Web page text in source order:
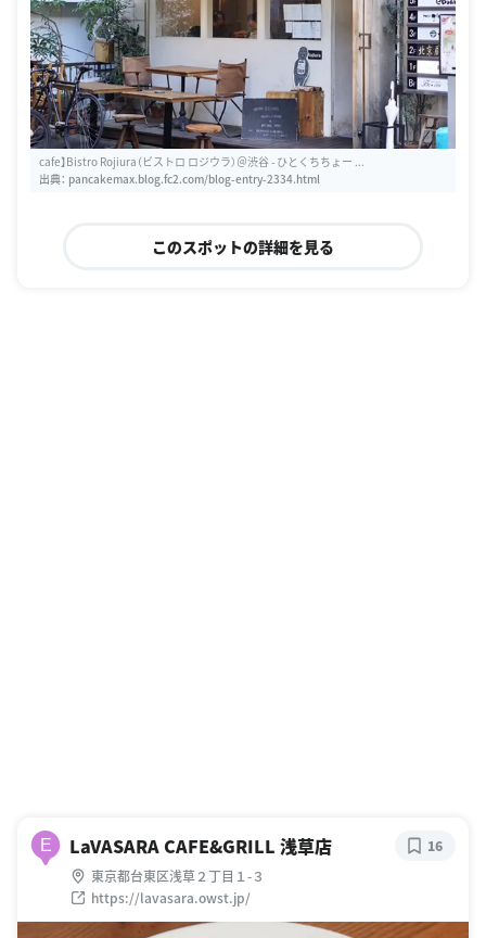
cafe】Bistro Rojiura（ビストロ ロジウラ）＠渋谷 - ひとくちちょー ...
出典： pancakemax.blog.fc2.com/blog-entry-2334.html
このスポットの詳細を見る
E LaVASARA CAFE&GRILL 浅草店
東京都台東区浅草２丁目１-３
https://lavasara.owst.jp/
16